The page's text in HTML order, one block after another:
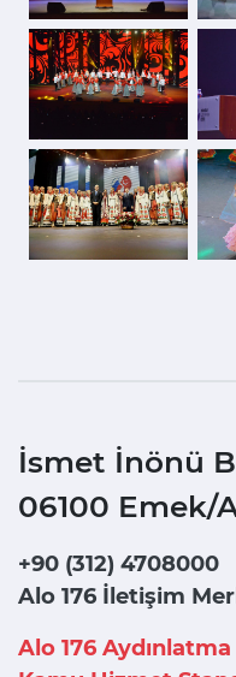
İsmet İnönü
06100 Emek/
+90 (312) 4708000
Alo 176 İletişim
Alo 176